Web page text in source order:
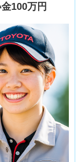
100万円